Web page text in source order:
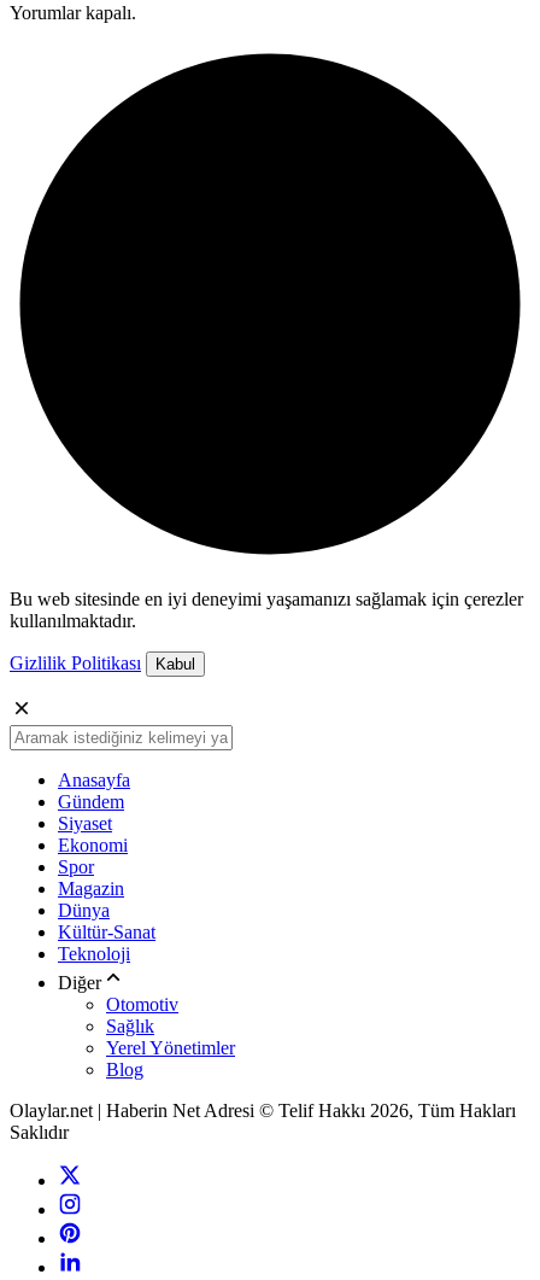
Yorumlar kapalı.
Bu web sitesinde en iyi deneyimi yaşamanızı sağlamak için çerezler
kullanılmaktadır.
Gizlilik Politikası Kabul
Anasayfa
Gündem
Siyaset
Ekonomi
Spor
Magazin
Dünya
Kültür-Sanat
Teknoloji
Diğer
Otomotiv
Sağlık
Yerel Yönetimler
Blog
Olaylar.net | Haberin Net Adresi © Telif Hakkı 2026, Tüm Hakları
Saklıdır